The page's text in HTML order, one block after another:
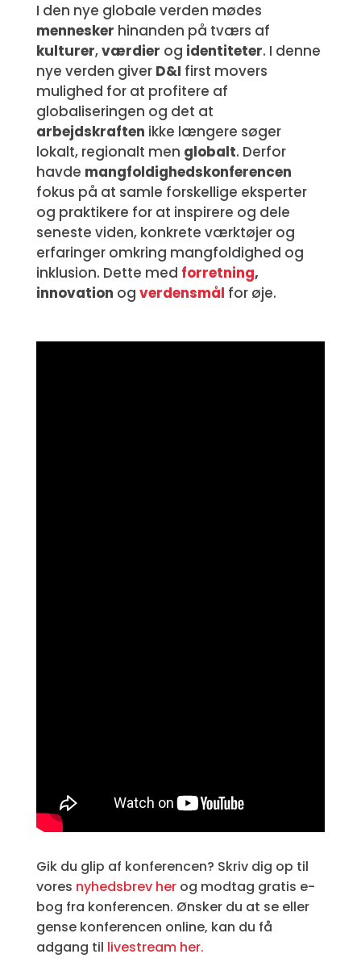
I den nye globale verden mødes
mennesker hinanden på tværs af
kulturer,værdier og identiteter. I denne
nye verden giver D&I first movers
mulighed for at profitere af
globaliseringen og det at
arbejdskraften ikke længere søger
lokalt, regionalt men globalt. Derfor
havde mangfoldighedskonferencen
fokus på at samle forskellige eksperter
og praktikere for at inspirere og dele
seneste viden, konkrete værktøjer og
erfaringer omkring mangfoldighed og
inklusion. Dette med forretning,
innovation og verdensmål for øje.
Gik du glip af konferencen? Skriv dig op til
vores nyhedsbrev herog modtag gratis e-
bog fra konferencen. Ønsker du at se eller
gense konferencen online, kan du få
adgang til livestream her.